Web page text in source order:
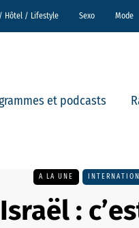
Hôtel / Lifestyle Sexo Mode
et podcasts
A LA UNE
: